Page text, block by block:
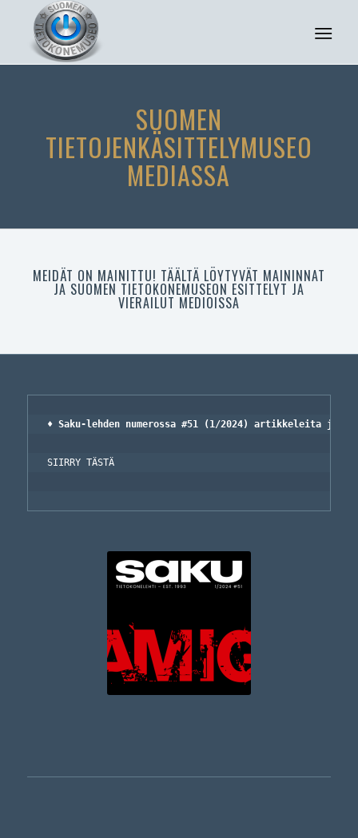
SUOMEN
TIETOJENKÄSITTELYMUSEO
MEDIASSA
MEIDÄT ON MAINITTU! TÄÄLTÄ LÖYTYVÄT MAININNAT
JA SUOMEN TIETOKONEMUSEON ESITTELYT JA
VIERAILUT MEDIOISSA
♦ Saku-lehden numerossa #51 (1/2024) artikkeleita ja
SIIRRY TÄSTÄ